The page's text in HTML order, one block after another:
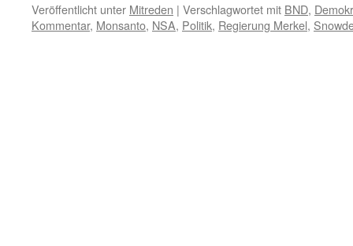
Veröffentlicht unter Mitreden | Verschlagwortet mit BND,
Kommentar, Monsanto, NSA, Politik, Regierung Merkel,